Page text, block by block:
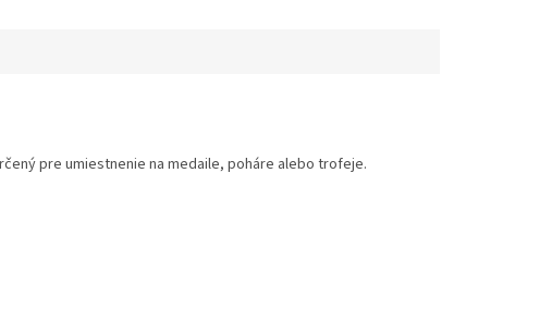
pre umiestnenie na medaile, poháre alebo trofeje.